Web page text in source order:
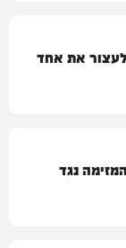
את אחד
נגד